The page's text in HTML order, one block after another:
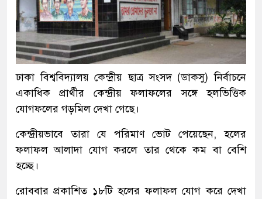
ঢাকা বিশ্ববিদ্যালয় কেন্দ্রীয় ছাত্র সংসদ (ডাকসু) নির্বাচনে
একাধিক প্রার্থীর কেন্দ্রীয় ফলাফলের সঙ্গে হলভিত্তিক
যোগফলের গড়মিল দেখা গেছে।
কেন্দ্রীয়ভাবে তারা যে পরিমাণ ভোট পেয়েছেন, হলের
ফলাফল আলাদা যোগ করলে তার থেকে কম বা বেশি
হচ্ছে।
রোববার প্রকাশিত ১৮টি হলের ফলাফল যোগ করে দেখা